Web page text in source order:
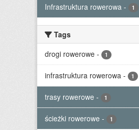
Infrastruktura rowerowa - 1
Tags
drogi rowerowe - 1
infrastruktura rowerowa - 1
trasy rowerowe - 1
ścieżki rowerowe - 1